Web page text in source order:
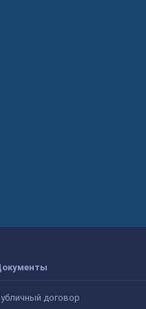
договор